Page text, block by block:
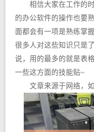
相信大家在工作的时
的办公软件的操作也要
面都会有一项是熟练掌
很多人对这些知识只是
说，用的最多的就是表
一些这方面的技能贴~
文章来源于网络，如